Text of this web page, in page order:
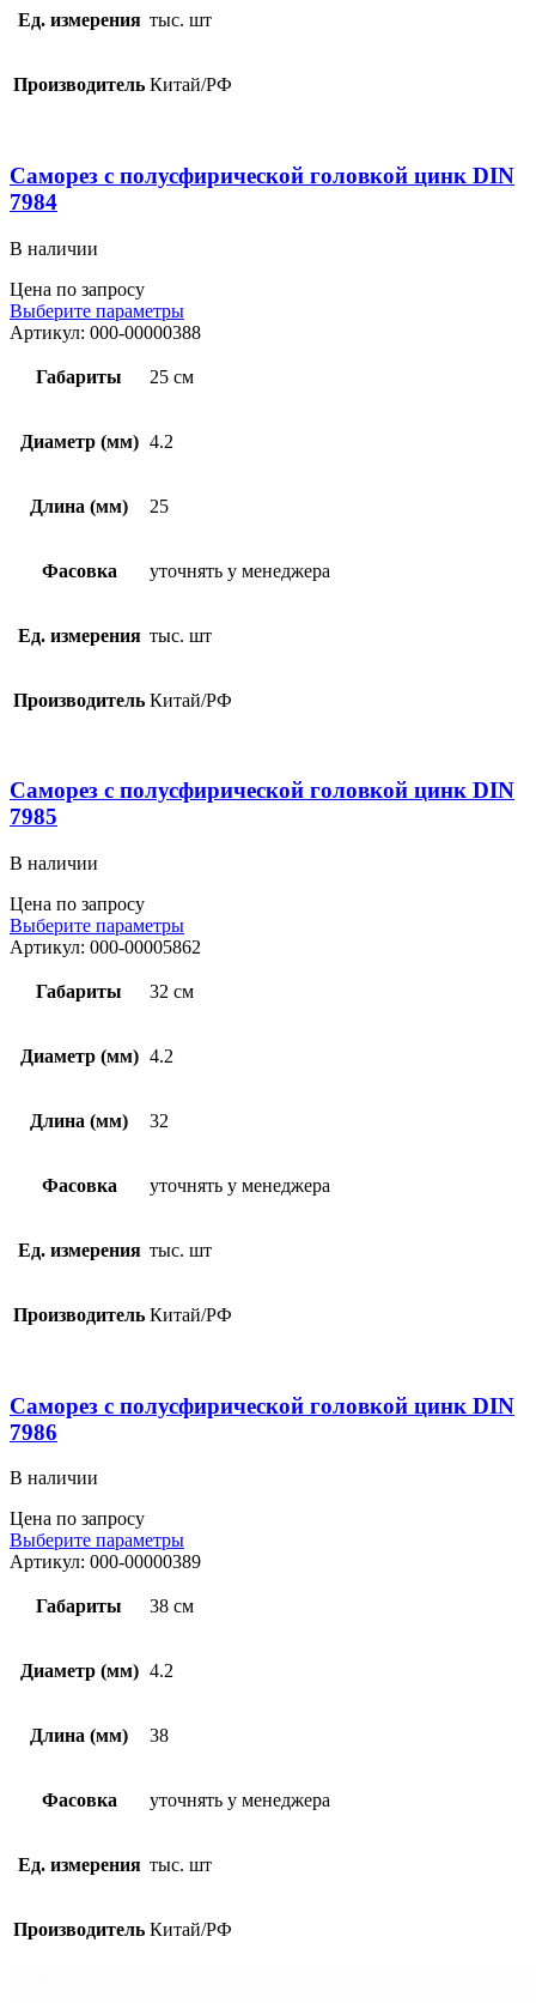
Ед. измерения тыс. шт
Производитель Китай/РФ
Саморез с полусфирической головкой цинк DIN
7984
В наличии
Цена по запросу
Выберите параметры
Артикул: 000-00000388
Габариты 25 см
Диаметр (мм) 4.2
Длина (мм) 25
Фасовка уточнять у менеджера
Ед. измерения тыс. шт
Производитель Китай/РФ
Саморез с полусфирической головкой цинк DIN
7985
В наличии
Цена по запросу
Выберите параметры
Артикул: 000-00005862
Габариты 32 см
Диаметр (мм) 4.2
Длина (мм) 32
Фасовка уточнять у менеджера
Ед. измерения тыс. шт
Производитель Китай/РФ
Саморез с полусфирической головкой цинк DIN
7986
В наличии
Цена по запросу
Выберите параметры
Артикул: 000-00000389
Габариты 38 см
Диаметр (мм) 4.2
Длина (мм) 38
Фасовка уточнять у менеджера
Ед. измерения тыс. шт
Производитель Китай/РФ